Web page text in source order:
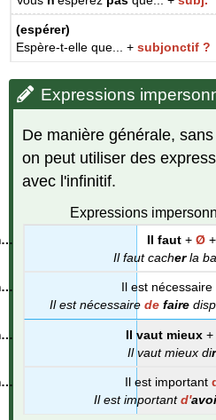
(espérer)
Espère-t-elle que... +subjonctif ?
Expressions
De manière générale,
on peut utiliser des
avec l'infinitif.
Expressions
Il faut + Ø
Il faut cacherla
Il est nécessaire
Il est nécessaire de faire
Il vaut mieux +
Il vaut mieux di
Il est important
Il est importantd'